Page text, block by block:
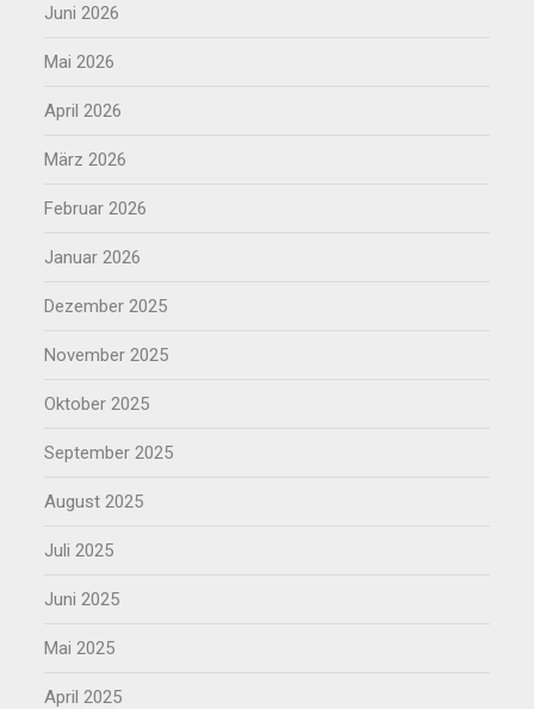
Juni 2026
Mai 2026
April 2026
März 2026
Februar 2026
Januar 2026
Dezember 2025
November 2025
Oktober 2025
September 2025
August 2025
Juli 2025
Juni 2025
Mai 2025
April 2025